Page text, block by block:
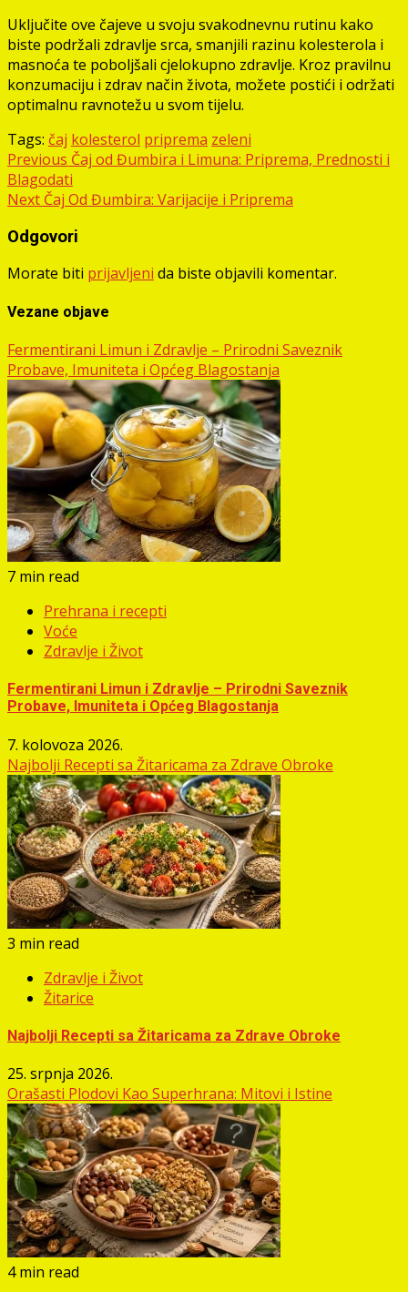
Uključite ove čajeve u svoju svakodnevnu rutinu kako
biste podržali zdravlje srca, smanjili razinu kolesterola i
masnoća te poboljšali cjelokupno zdravlje. Kroz pravilnu
konzumaciju i zdrav način života, možete postići i održati
optimalnu ravnotežu u svom tijelu.
Tags: čaj kolesterol priprema zeleni
Post
navigation
Previous Čaj od Đumbira i Limuna: Priprema, Prednosti i
Blagodati
Next Čaj Od Đumbira: Varijacije i Priprema
Odgovori
Morate biti prijavljeni da biste objavili komentar.
Vezane objave
Fermentirani Limun i Zdravlje – Prirodni Saveznik
Probave, Imuniteta i Općeg Blagostanja
7 min read
Prehrana i recepti
Voće
Zdravlje i Život
Fermentirani Limun i Zdravlje – Prirodni Saveznik
Probave, Imuniteta i Općeg Blagostanja
7. kolovoza 2026.
Najbolji Recepti sa Žitaricama za Zdrave Obroke
3 min read
Zdravlje i Život
Žitarice
Najbolji Recepti sa Žitaricama za Zdrave Obroke
25. srpnja 2026.
Orašasti Plodovi Kao Superhrana: Mitovi i Istine
4 min read